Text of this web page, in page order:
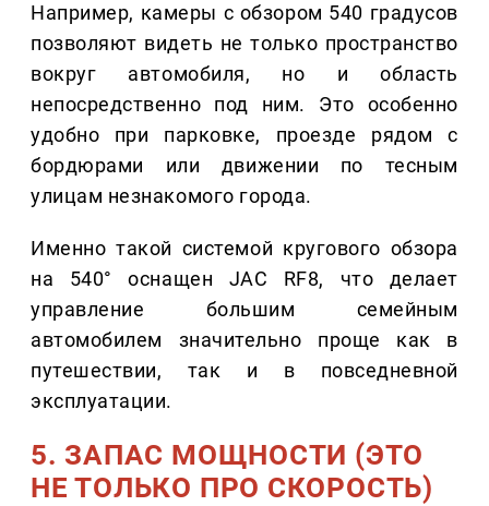
Например, камеры с обзором 540 градусов
позволяют видеть не только пространство
вокруг автомобиля, но и область
непосредственно под ним. Это особенно
удобно при парковке, проезде рядом с
бордюрами или движении по тесным
улицам незнакомого города.
Именно такой системой кругового обзора
на 540° оснащен JAC RF8, что делает
управление большим семейным
автомобилем значительно проще как в
путешествии, так и в повседневной
эксплуатации.
5. ЗАПАС МОЩНОСТИ (ЭТО
НЕ ТОЛЬКО ПРО СКОРОСТЬ)